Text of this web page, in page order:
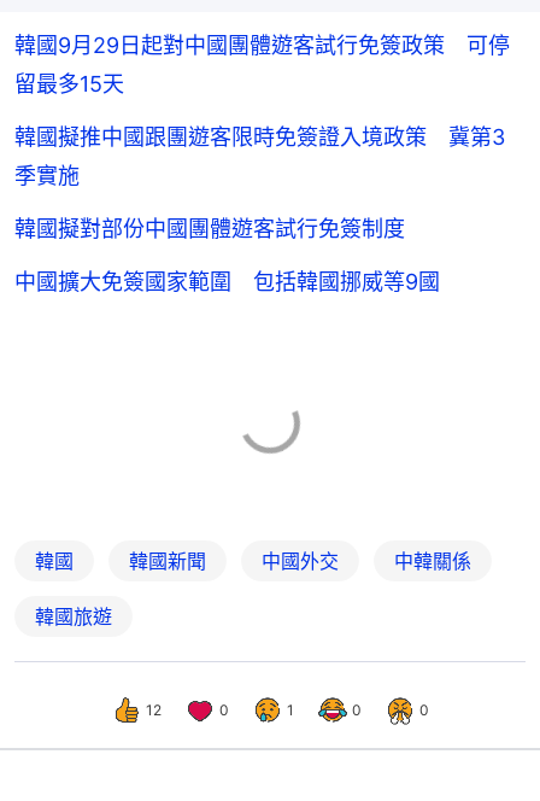
韓國9月29日起對中國團體遊客試行免簽政策 可停
留最多15天
韓國擬推中國跟團遊客限時免簽證入境政策 冀第3
季實施
韓國擬對部份中國團體遊客試行免簽制度
中國擴大免簽國家範圍 包括韓國挪威等9國
韓國 韓國新聞 中國外交 中韓關係
韓國旅遊
12 0 1 0 0